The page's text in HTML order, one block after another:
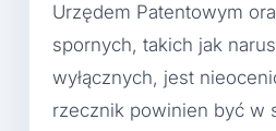
Urzędem Patentowym
spornych, takich jak
wyłącznych, jest
rzecznik powinien być w